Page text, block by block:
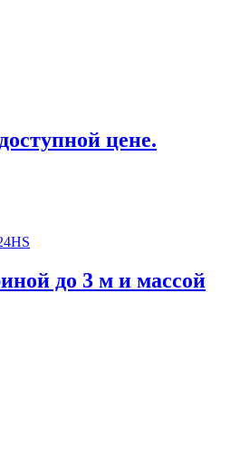
цене.
до 3 м и массой